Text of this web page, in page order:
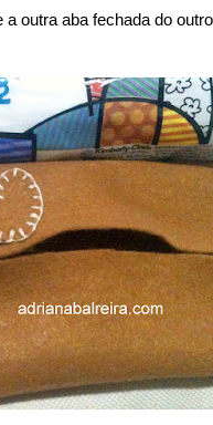
outra aba fechada do